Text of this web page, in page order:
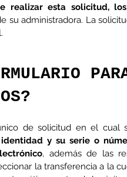
realizar esta solicitud,
su administradora. La
de solicitud en el cual
y su serie o
, además de las
la transferencia a la